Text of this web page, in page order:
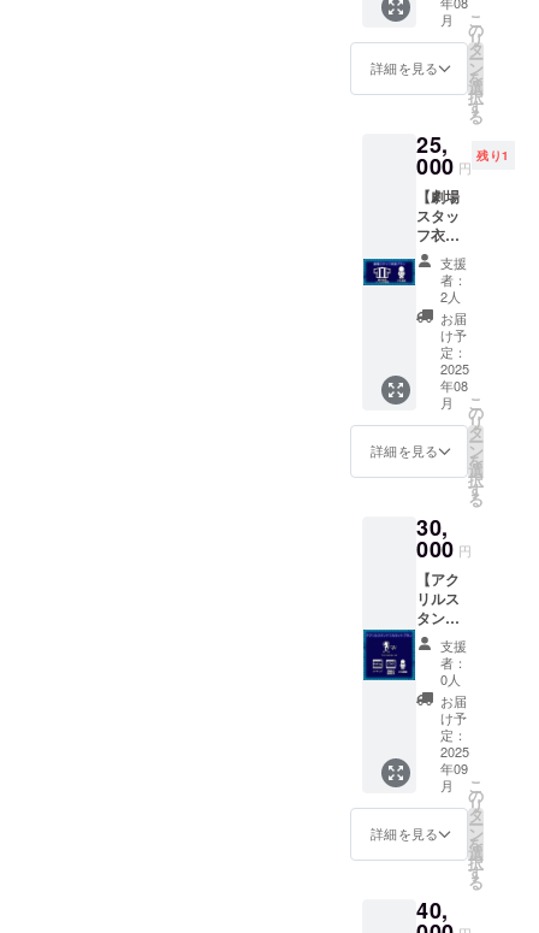
いちば
ん長い
編版の
配信
月程
度・ダ
ウン
ロード
不可）
・お礼
動画DL
配信
（期間
限定1
年、ダ
ウン
ロード
可）
画像は
選べま
せん、
サイン
す） ・
オリジ
ナルT
シャツ
（ver2
） ・来
年完成
予定の
「はな
まる劇
場のい
ちばん
長い
日」長
編版の
（期間
限定1ヶ
ウン
ロード
不可）
・お礼
動画DL
配信
（期間
限定1
年、ダ
ウン
ロード
可）
イン
キャス
ト4名と
越坂監
（ただ
し、倖
田李梨
さんは
劇場ス
ケ
ジュー
ルに
よって
参加で
きない
場合が
ありま
す、ま
た急病
等によ
り参加
ご返金
できま
せんの
で、あ
らかじ
めご了
承くだ
い）。
参加人
数が10
人様未
満の場
合は、
上映会
いて立
食パー
名様以
をお届
け （備
考欄に
一般作
希望か
R15希
お書き
くださ
い、一
部サン
プルに
なりま
す） ・
スチー
ルデー
タ（今
回新撮
分）、
台本
データ
・オリ
ジナルT
シャツ
「はな
まる劇
場のい
ちばん
長い
日」長
編版の
配信
（期間
限定1ヶ
月程
度・ダ
ウン
ロード
不可）
・お礼
動画DL
年、ダ
月
詳細を見る
こ
の
リ
タ
ー
ン
を
選
択
す
る
25,
000 円
残り1
【劇場
スタッ
フ衣装
プラ
ン】 ・
劇中使
用のは
なまる
劇場の
ハッピ
の衣装
をお好
きな
キャス
ト1名の
サイン
てお届
け（誰
が着た
ものか
は指定
できま
せん、
帯はな
い場合
があり
ます・
サイン
の希望
を備考
欄にお
書きく
ださ
※何らか
でサイ
ンがお
支援
者：
2人
お届
け予
定：
2025
年08
月
詳細を見る
こ
の
リ
タ
ー
ン
を
選
択
す
る
30,
000 円
【アク
リルス
タンド
フル
セット
プラ
ン】 ・
踊り子
さん役
のアク
リルス
タンド
フル
セット
（初咲
里奈、
梨、範
田
支援
者：
0人
お届
け予
定：
2025
年09
月
詳細を見る
こ
の
リ
タ
ー
ン
を
選
択
す
る
40,